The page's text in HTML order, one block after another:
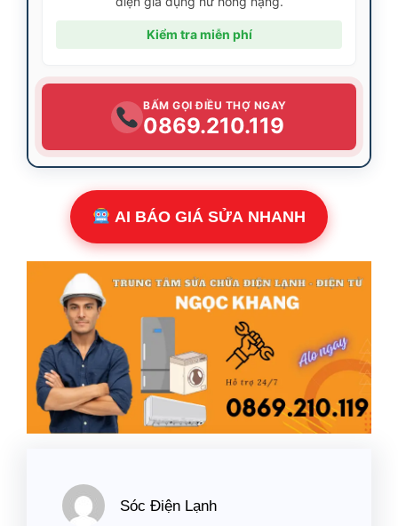
Kiểm tra miễn phí
BẤM GỌI ĐIỀU THỢ NGAY
0869.210.119
AI BÁO GIÁ SỬA NHANH
Sóc Điện Lạnh